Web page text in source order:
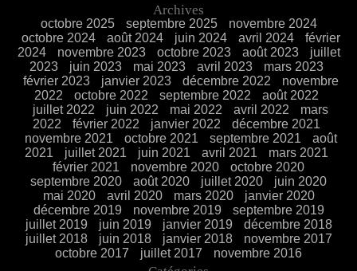
Archives
octobre 2025 septembre 2025
novembre 2024
octobre 2024
août 2024 juin 2024 avril 2024
février
2024
novembre 2023 octobre 2023 août 2023
juillet
2023
juin 2023 mai 2023 avril 2023
mars 2023
février 2023
janvier 2023 décembre 2022
novembre
2022
octobre 2022 septembre 2022
août 2022
juillet 2022
juin 2022 mai 2022 avril 2022
mars
2022
février 2022 janvier 2022
décembre 2021
novembre 2021
octobre 2021 septembre 2021
août
2021
juillet 2021 juin 2021 avril 2021
mars 2021
février 2021
novembre 2020
octobre 2020
septembre 2020
août 2020 juillet 2020
juin 2020
mai 2020
avril 2020 mars 2020
janvier 2020
décembre 2019
novembre 2019
septembre 2019
juillet 2019
juin 2019 janvier 2019
décembre 2018
juillet 2018
juin 2018 janvier 2018
novembre 2017
octobre 2017
juillet 2017 novembre 2016